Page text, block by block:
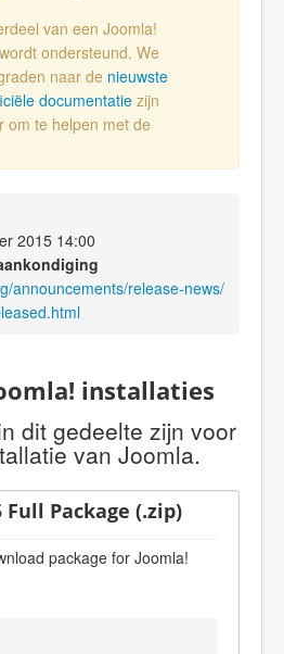
van een Joomla!
ondersteund. We
naar de nieuwste
documentatie zijn
om te helpen met de
2015 14:00
announcements/release-news/
installaties
dit gedeelte zijn voor
van Joomla.
Full Package (.zip)
package for Joomla!